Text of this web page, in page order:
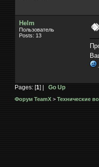
Helm
Пользователь
Posts: 13
Pages: [1] | Go Up
Форум TeamX > Технические